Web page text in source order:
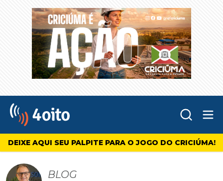
4oito
DEIXE AQUI SEU PALPITE PARA O JOGO DO CRICIÚMA!
BLOG